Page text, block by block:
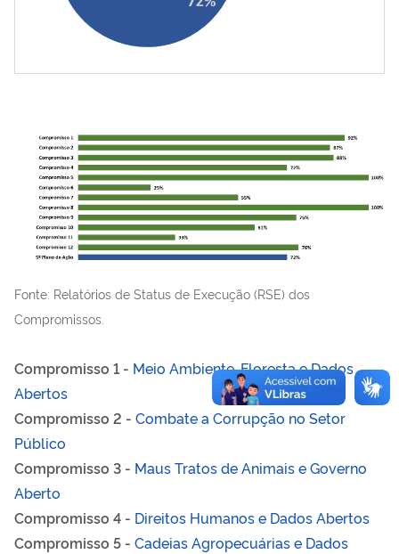
Fonte: Relatórios de Status de Execução (RSE) dos
Compromissos.
Compromisso 1 - Meio Ambiente, Floresta e Dados
Abertos
Compromisso 2 - Combate a Corrupção no Setor
Público
Compromisso 3 - Maus Tratos de Animais e Governo
Aberto
Compromisso 4 - Direitos Humanos e Dados Abertos
Compromisso 5 - Cadeias Agropecuárias e Dados